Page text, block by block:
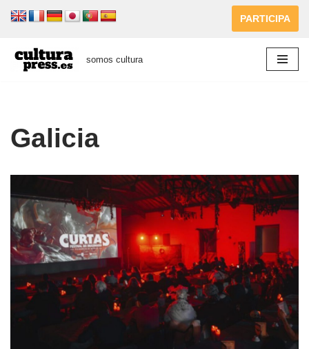
al
contenido
PARTICIPA
somos cultura
Galicia